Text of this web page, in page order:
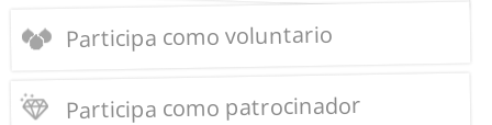
Participa como voluntario
Participa como patrocinador